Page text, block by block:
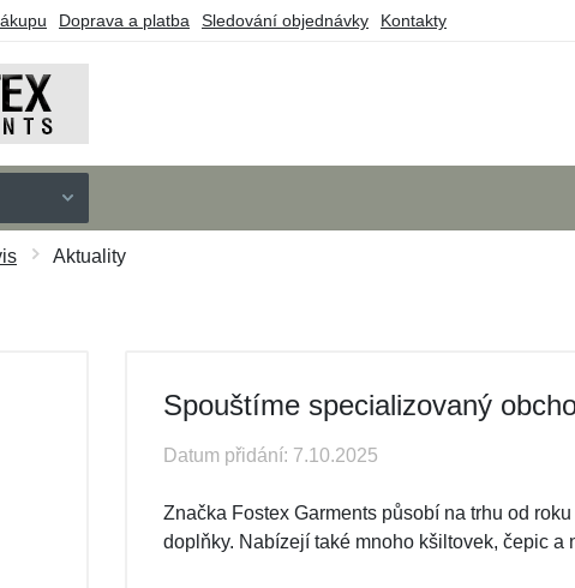
Doprava a platba Sledování objednávky Kontakty
Aktuality
Spouštíme specializovaný
Datum přidání: 7.10.2025
Značka Fostex Garments působí na trhu od
doplňky. Nabízejí také mnoho kšiltovek, čepic a